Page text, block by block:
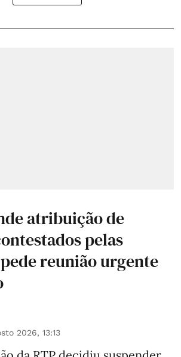
atribuição de
pelas
reunião urgente
2026, 13:13